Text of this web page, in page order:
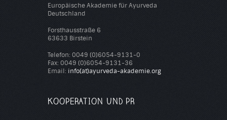
Europäische Akademie für Ayurveda
Deutschland
Forsthausstraße 6
63633 Birstein
Telefon: 0049 (0)6054-9131-0
Fax: 0049 (0)6054-9131-36
Email: info(at)ayurveda-akademie.org
KOOPERATION UND PR